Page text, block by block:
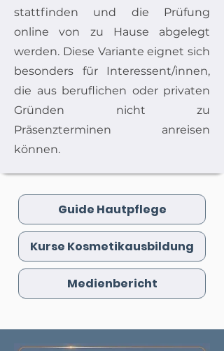
stattfinden und die Prüfung
online von zu Hause abgelegt
werden. Diese Variante eignet sich
besonders für Interessent/innen,
die aus beruflichen oder privaten
Gründen nicht zu
Präsenzterminen anreisen
können.
Guide Hautpflege
Kurse Kosmetikausbildung
Medienbericht